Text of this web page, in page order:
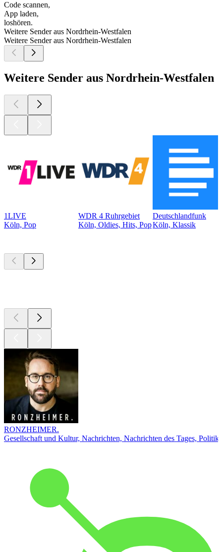
Code scannen,
App laden,
loshören.
Weitere Sender aus Nordrhein-Westfalen
Weitere Sender aus Nordrhein-Westfalen
Weitere Sender aus Nordrhein-Westfalen
1LIVE
Köln, Pop
WDR 4 Ruhrgebiet
Köln, Oldies, Hits, Pop
Deutschlandfunk
Köln, Klassik
RONZHEIMER.
Gesellschaft und Kultur, Nachrichten, Nachrichten des Tages, Politik